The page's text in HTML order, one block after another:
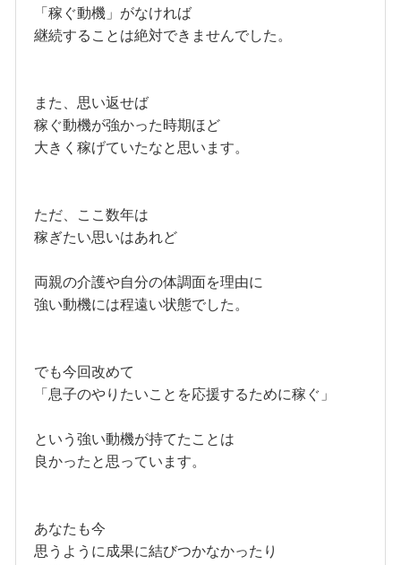
「稼ぐ動機」がなければ
継続することは絶対できませんでした。
また、思い返せば
稼ぐ動機が強かった時期ほど
大きく稼げていたなと思います。
ただ、ここ数年は
稼ぎたい思いはあれど
両親の介護や自分の体調面を理由に
強い動機には程遠い状態でした。
でも今回改めて
「息子のやりたいことを応援するために稼ぐ」
という強い動機が持てたことは
良かったと思っています。
あなたも今
思うように成果に結びつかなかったり